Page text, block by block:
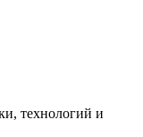
технологий и